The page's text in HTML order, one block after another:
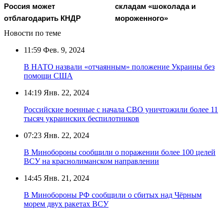
Россия может
отблагодарить КНДР
складам «шоколада и
мороженного»
Новости по теме
11:59 Фев. 9, 2024
В НАТО назвали «отчаянным» положение Украины без
помощи США
14:19 Янв. 22, 2024
Российские военные с начала СВО уничтожили более 11
тысяч украинских беспилотников
07:23 Янв. 22, 2024
В Минобороны сообщили о поражении более 100 целей
ВСУ на краснолиманском направлении
14:45 Янв. 21, 2024
В Минобороны РФ сообщили о сбитых над Чёрным
морем двух ракетах ВСУ